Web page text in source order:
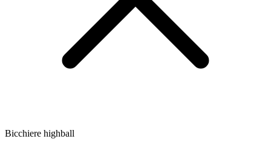
Bicchiere highball